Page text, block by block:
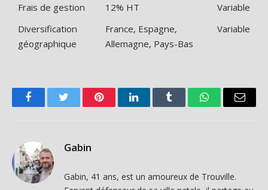
Frais de gestion 12% HT
Variable
Diversification
géographique
France, Espagne,
Allemagne, Pays-Bas
Variable
FacebookTwitter PinterestLinkedInTumblr WhatsAppEmail
Gabin
Gabin, 41 ans, est un amoureux de Trouville.